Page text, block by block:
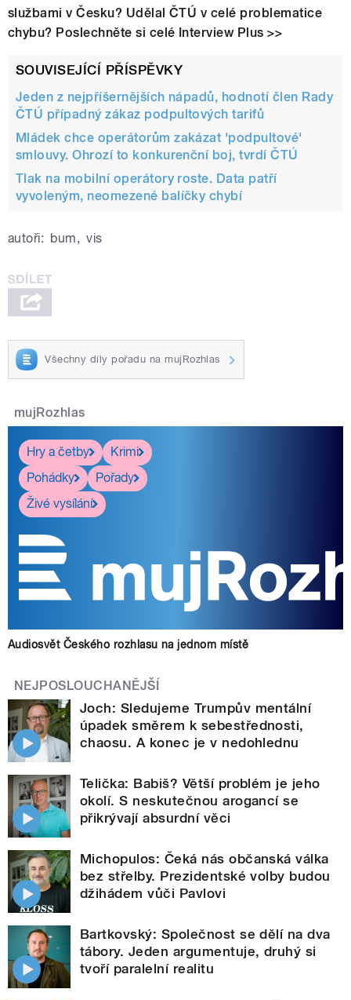
službami v Česku? Udělal ČTÚ v celé problematice
chybu? Poslechněte si celé Interview Plus >>
SOUVISEJÍCÍ PŘÍSPĚVKY
Jeden z nejpříšernějších nápadů, hodnotí člen Rady
ČTÚ případný zákaz podpultových tarifů
Mládek chce operátorům zakázat 'podpultové'
smlouvy. Ohrozí to konkurenční boj, tvrdí ČTÚ
Tlak na mobilní operátory roste. Data patří
vyvoleným, neomezené balíčky chybí
autoři: bum, vis
Všechny díly pořadu na mujRozhlas
mujRozhlas
Hry a četby
Krimi
Pohádky
Pořady
Živé vysílání
Audiosvět Českého rozhlasu na jednom místě
NEJPOSLOUCHANĚJŠÍ
Joch: Sledujeme Trumpův mentální
úpadek směrem k sebestřednosti,
chaosu. A konec je v nedohlednu
Telička: Babiš? Větší problém je jeho
okolí. S neskutečnou arogancí se
přikrývají absurdní věci
Michopulos: Čeká nás občanská válka
bez střelby. Prezidentské volby budou
džihádem vůči Pavlovi
Bartkovský: Společnost se dělí na dva
tábory. Jeden argumentuje, druhý si
tvoří paralelní realitu